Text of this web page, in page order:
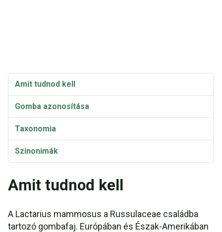
Amit tudnod kell
Gomba azonosítása
Taxonomia
Szinonimák
Amit tudnod kell
A Lactarius mammosus a Russulaceae családba
tartozó gombafaj. Európában és Észak-Amerikában